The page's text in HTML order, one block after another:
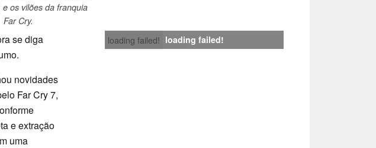
os vilões da franquia
Far Cry.
loading failed! loading failed!
se diga
novidades
Far Cry 7,
e extração
uma